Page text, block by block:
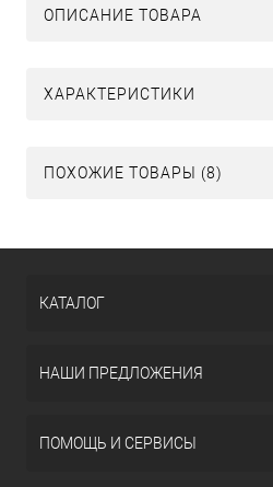
ОПИСАНИЕ ТОВАРА
ХАРАКТЕРИСТИКИ
ПОХОЖИЕ ТОВАРЫ (8)
КАТАЛОГ
НАШИ ПРЕДЛОЖЕНИЯ
ПОМОЩЬ И СЕРВИСЫ